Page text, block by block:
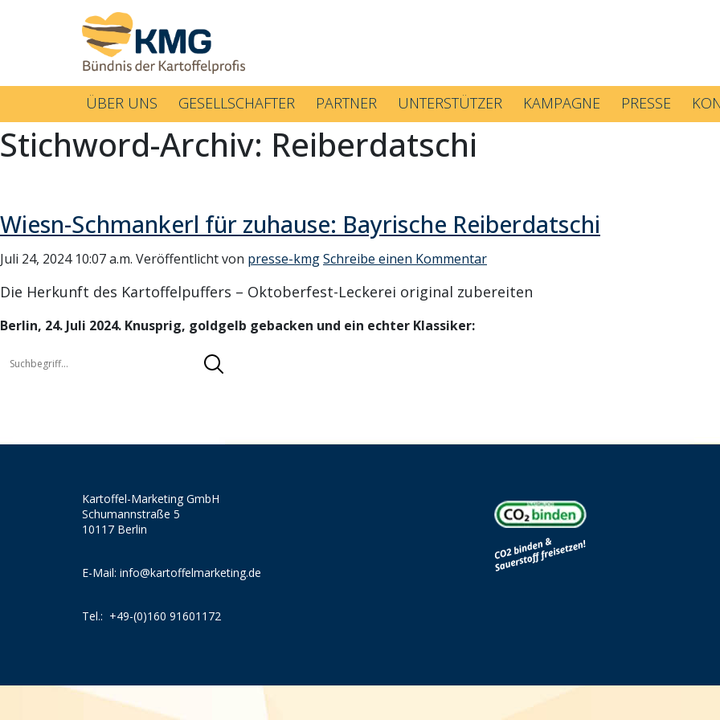
ÜBER UNS GESELLSCHAFTER PARTNER UNTERSTÜTZER KAMPAGNE PRESSE
Stichword-Archiv: Reiberdatschi
Wiesn-Schmankerl für zuhause: Bayrische Reiberdatschi
Juli 24, 2024 10:07 a.m. Veröffentlicht von presse-kmgSchreibe einen Kommentar
Die Herkunft des Kartoffelpuffers – Oktoberfest-Leckerei original zubereiten
Berlin, 24. Juli 2024. Knusprig, goldgelb gebacken und ein echter Klassiker:
Kartoffel-Marketing GmbH
Schumannstraße 5
10117 Berlin
E-Mail: info@kartoffelmarketing.de
Tel.: +49-(0)160 91601172